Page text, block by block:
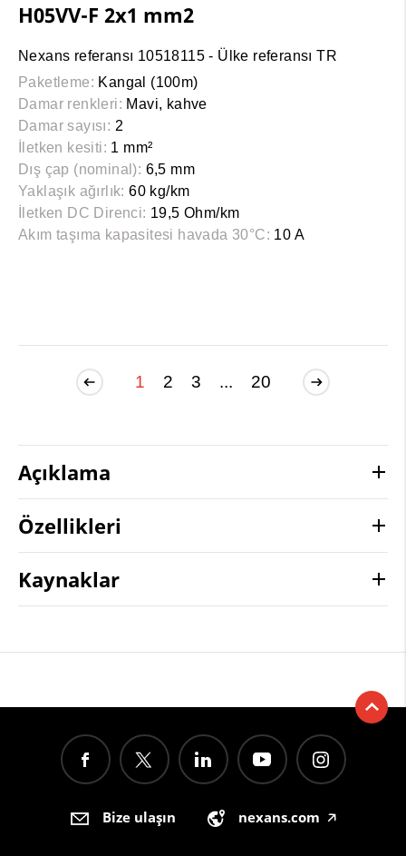
H05VV-F 2x1 mm2
Nexans referansı 10518115 - Ülke referansı TR
Paketleme: Kangal (100m)
Damar renkleri: Mavi, kahve
Damar sayısı: 2
İletken kesiti: 1 mm²
Dış çap (nominal): 6,5 mm
Yaklaşık ağırlık: 60 kg/km
İletken DC Direnci: 19,5 Ohm/km
Akım taşıma kapasitesi havada 30°C: 10 A
1 2 3 ... 20
Açıklama
Özellikleri
Kaynaklar
Bize ulaşın nexans.com 🡥